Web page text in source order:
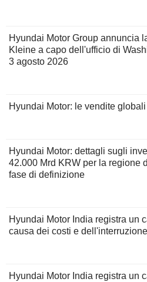
Hyundai Motor Group annuncia
Kleine a capo dell'ufficio di
3 agosto 2026
Hyundai Motor: le vendite
Hyundai Motor: dettagli sugli
42.000 Mrd KRW per la regione
fase di definizione
Hyundai Motor India registra un
causa dei costi e
Hyundai Motor India registra un